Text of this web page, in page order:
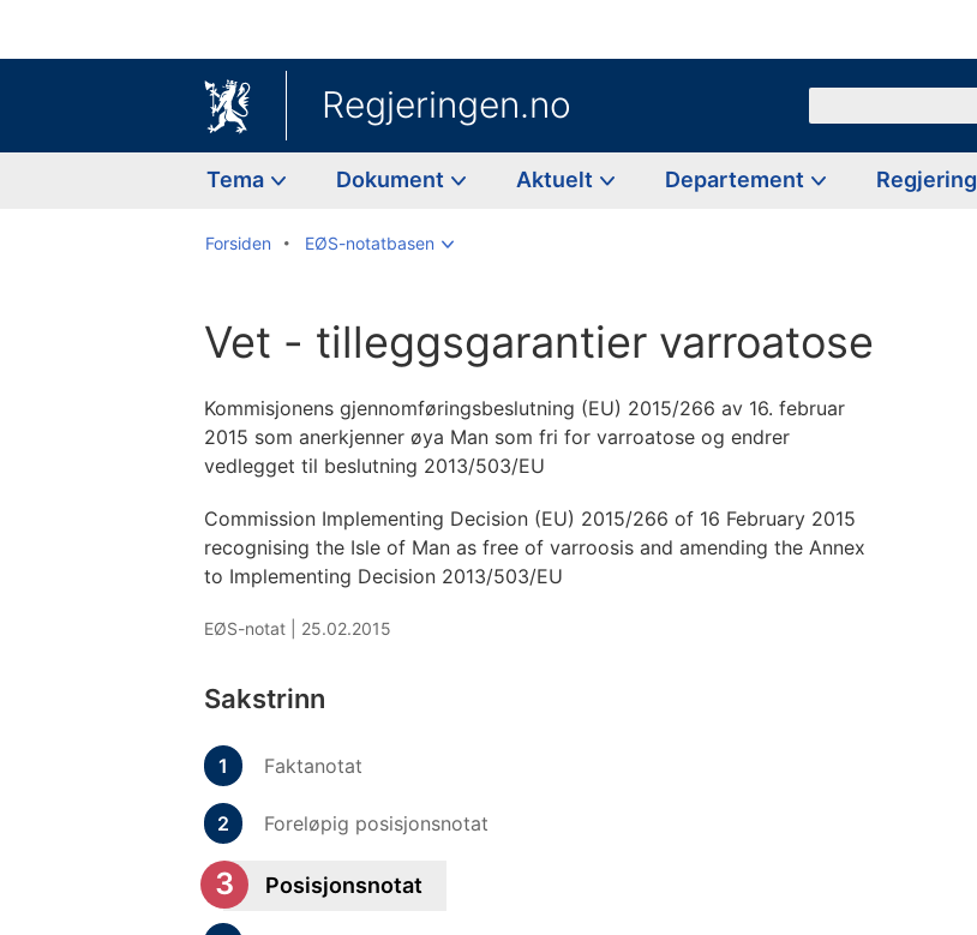
Regjeringen.no
Tema Dokument Aktuelt Departement Regjering
Forsiden EØS-notatbasen
Vet - tilleggsgarantier varroatose
Kommisjonens gjennomføringsbeslutning (EU) 2015/266 av 16. februar
2015 som anerkjenner øya Man som fri for varroatose og endrer
vedlegget til beslutning 2013/503/EU
Commission Implementing Decision (EU) 2015/266 of 16 February 2015
recognising the Isle of Man as free of varroosis and amending the Annex
to Implementing Decision 2013/503/EU
EØS-notat | 25.02.2015
Sakstrinn
Faktanotat
Foreløpig posisjonsnotat
Posisjonsnotat